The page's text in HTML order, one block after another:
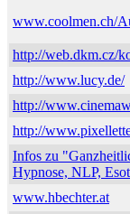
www.coolmen.ch/
http://web.dkm.cz/
http://www.lucy.de/
http://
http://
Infos zu
Hypnose, NLP,
www.hbechter.at